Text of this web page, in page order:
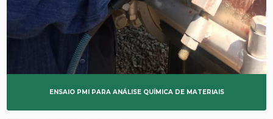
ENSAIO PMI PARA ANÁLISE QUÍMICA DE MATERIAIS